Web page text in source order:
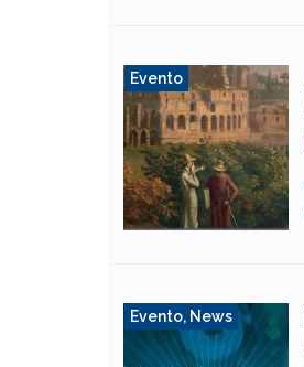
Evento
Evento, News